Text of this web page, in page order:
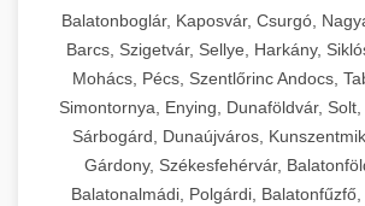
Balatonboglár, Kaposvár, Csurgó,
Barcs, Szigetvár, Sellye, Harkány,
Mohács, Pécs, Szentlőrinc Andocs,
Simontornya, Enying, Dunaföldvár, Solt,
Sárbogárd, Dunaújváros,
Gárdony, Székesfehérvár,
Balatonalmádi, Polgárdi, Balatonfűzfő,